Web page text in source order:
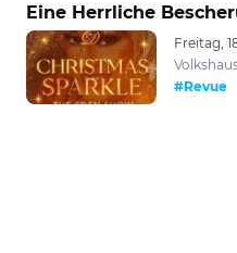
Eine Herrliche
Freitag,
#Revue